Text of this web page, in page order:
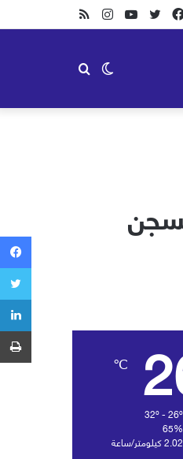
RSS
انستقرام يوتيوب تويتر
فيسبوك
الوضع
℃
65%
2.02 كيلومتر/ساعة